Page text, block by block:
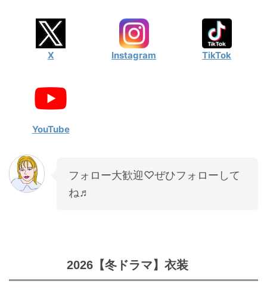
X Instagram TikTok
YouTube
フォロー大歓迎♡ぜひフォローして
ね♬
2026【冬ドラマ】衣装